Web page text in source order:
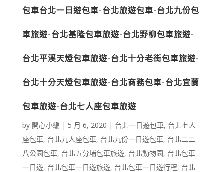
包車台北一日遊包車-台北旅遊包車-台北九份包
車旅遊-台北基隆包車旅遊-台北野柳包車旅遊-
台北平溪天燈包車旅遊-台北十分老街包車旅遊-
台北十分天燈包車旅遊-台北商務包車-台北宜蘭
包車旅遊-台北七人座包車旅遊
by 開心小編 | 5 月 6, 2020 | 台北一日遊包車, 台北七人
座包車, 台北九人座包車, 台北九份一日遊包車, 台北二二
八公園包車, 台北五分埔包車旅遊, 台北動物園, 台北包車
一日遊, 台北包車一日遊旅遊, 台北包車一日遊行程, 台北